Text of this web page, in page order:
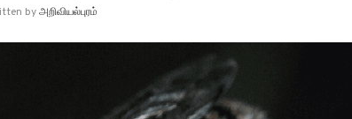
byஅறிவியல்புரம்